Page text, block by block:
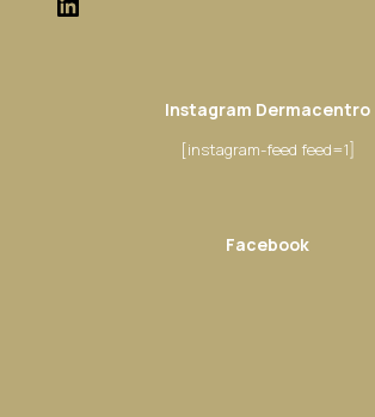
Instagram Dermacentro
[instagram-feed feed=1]
Facebook